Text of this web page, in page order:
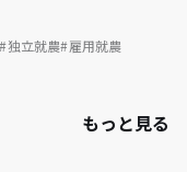
独立就農 雇用就農
もっと見る